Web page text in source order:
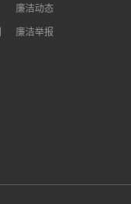
廉洁动态
廉洁举报